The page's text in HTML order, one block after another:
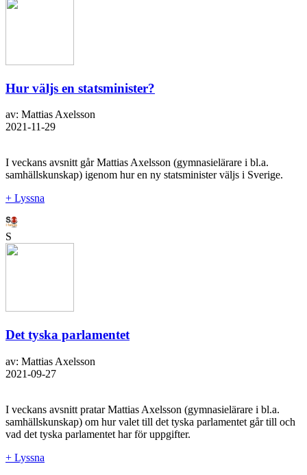
Hur väljs en statsminister?
av: Mattias Axelsson
2021-11-29
I veckans avsnitt går Mattias Axelsson (gymnasielärare i bl.a.
samhällskunskap) igenom hur en ny statsminister väljs i Sverige.
+ Lyssna
S
Det tyska parlamentet
av: Mattias Axelsson
2021-09-27
I veckans avsnitt pratar Mattias Axelsson (gymnasielärare i bl.a.
samhällskunskap) om hur valet till det tyska parlamentet går till och
vad det tyska parlamentet har för uppgifter.
+ Lyssna